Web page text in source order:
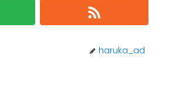
haruka_ad